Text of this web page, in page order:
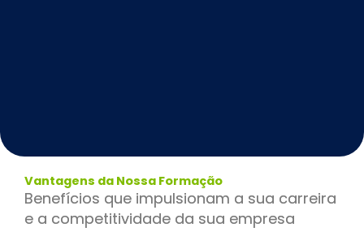
Vantagens da Nossa Formação
Benefícios que impulsionam a sua carreira
e a competitividade da sua empresa